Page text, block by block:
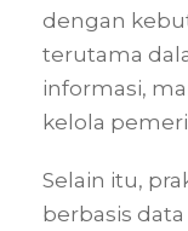
dengan
terutama
informasi,
kelola
Selain itu,
berbasis